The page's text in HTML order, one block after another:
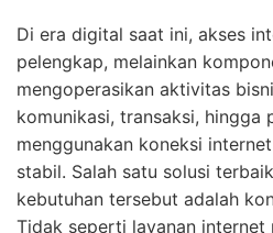
Di era digital saat ini, akses
pelengkap, melainkan
mengoperasikan aktivitas
komunikasi, transaksi, hingga
menggunakan koneksi
stabil. Salah satu solusi
kebutuhan tersebut adalah
Tidak seperti layanan internet